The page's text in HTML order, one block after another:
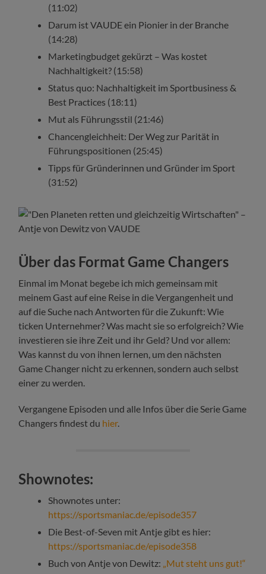
(11:02)
Darum ist VAUDE ein Pionier in der Branche
(14:28)
Marketingbudget gekürzt – Was kostet
Nachhaltigkeit? (15:58)
Status quo: Nachhaltigkeit im Sportbusiness &
Best Practices (18:11)
Mut als Führungsstil (21:46)
Chancengleichheit: Der Weg zur Parität in
Führungspositionen (25:45)
Tipps für Gründerinnen und Gründer im Sport
(31:52)
Über das Format Game Changers
Einmal im Monat begebe ich mich gemeinsam mit
meinem Gast auf eine Reise in die Vergangenheit und
auf die Suche nach Antworten für die Zukunft: Wie
ticken Unternehmer? Was macht sie so erfolgreich? Wie
investieren sie ihre Zeit und ihr Geld? Und vor allem:
Was kannst du von ihnen lernen, um den nächsten
Game Changer nicht zu erkennen, sondern auch selbst
einer zu werden.
Vergangene Episoden und alle Infos über die Serie Game
Changers findest du hier.
Shownotes:
Shownotes unter:
https://sportsmaniac.de/episode357
Die Best-of-Seven mit Antje gibt es hier:
https://sportsmaniac.de/episode358
Buch von Antje von Dewitz: „Mut steht uns gut!“